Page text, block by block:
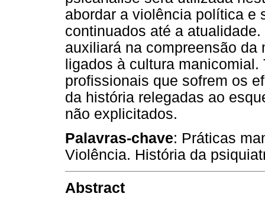
abordar a violência política e
continuados até a
auxiliará na compreensão
ligados à cultura
profissionais que sofrem os
da história relegadas ao
não explicitados.
Palavras-chave: Práticas
Violência. História da
Abstract